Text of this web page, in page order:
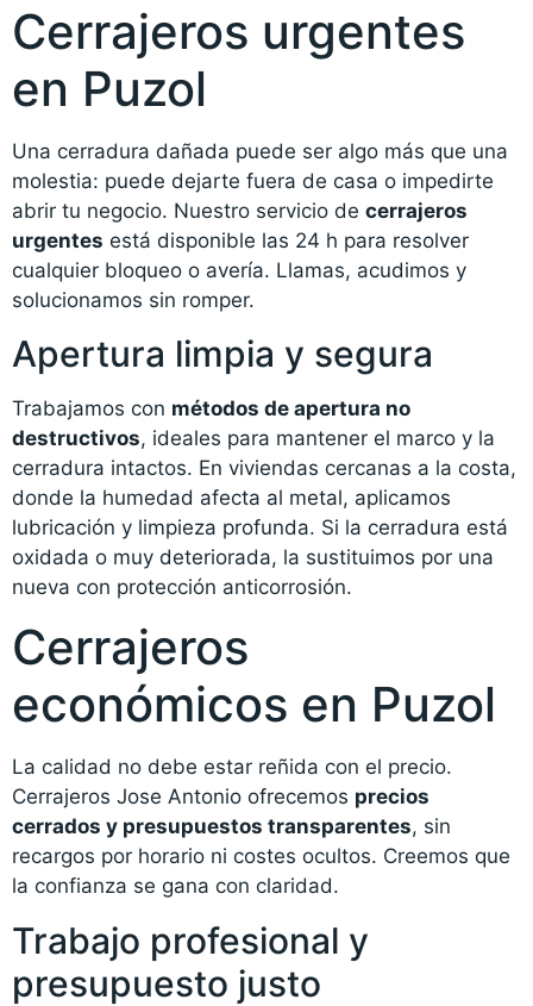
Cerrajeros urgentes
en Puzol
Una cerradura dañada puede ser algo más que una
molestia: puede dejarte fuera de casa o impedirte
abrir tu negocio. Nuestro servicio de cerrajeros
urgentes está disponible las 24 h para resolver
cualquier bloqueo o avería. Llamas, acudimos y
solucionamos sin romper.
Apertura limpia y segura
Trabajamos con métodos de apertura no
destructivos, ideales para mantener el marco y la
cerradura intactos. En viviendas cercanas a la costa,
donde la humedad afecta al metal, aplicamos
lubricación y limpieza profunda. Si la cerradura está
oxidada o muy deteriorada, la sustituimos por una
nueva con protección anticorrosión.
Cerrajeros
económicos en Puzol
La calidad no debe estar reñida con el precio.
Cerrajeros Jose Antonio ofrecemos precios
cerrados y presupuestos transparentes, sin
recargos por horario ni costes ocultos. Creemos que
la confianza se gana con claridad.
Trabajo profesional y
presupuesto justo